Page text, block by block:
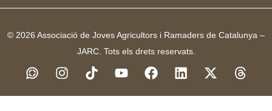
© 2026 Associació de Joves Agricultors i Ramaders de Catalunya –
JARC. Tots els drets reservats.